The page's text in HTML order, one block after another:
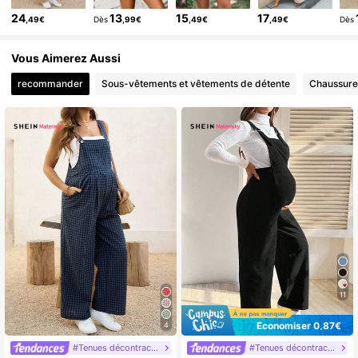
24 ,49€ Dès13,99€ 15,49€ 17 ,49€ Dès
Vous Aimerez Aussi
recommander Sous-vêtements et vêtements de détente
4
#Tenues décontractées
11
Économiser 0,87€
#Tenues décontractées